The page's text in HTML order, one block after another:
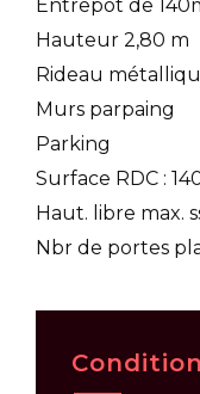
Entrepôt de
Hauteur 2,80 m
Rideau
Murs parpaing
Parking
Surface RDC :
Haut. libre max.
Nbr de portes